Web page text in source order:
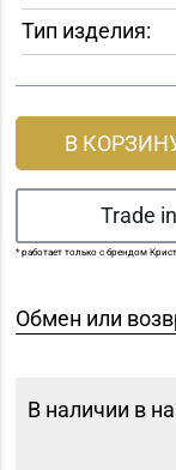
Тип изделия:
В
Trade in
* работает только с брендом
Обмен или
В наличии в